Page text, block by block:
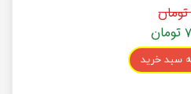
سبد خرید